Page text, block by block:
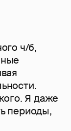
ч/б,
Я даже
периоды,